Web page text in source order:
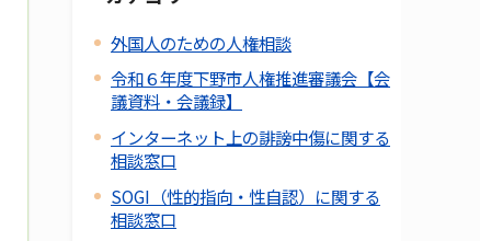
外国人のための人権相談
令和６年度下野市人権推進審議会【会
議資料・会議録】
インターネット上の誹謗中傷に関する
相談窓口
SOGI（性的指向・性自認）に関する
相談窓口